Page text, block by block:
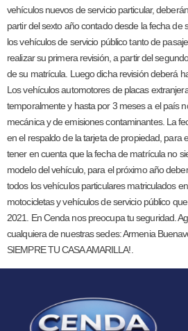
vehículos nuevos de servicio particular,
partir del sexto año contado desde la fecha de
los vehículos de servicio público tanto de
realizar su primera revisión, a partir del
de su matrícula. Luego dicha revisión deberá
Los vehículos automotores de placas
temporalmente y hasta por 3 meses a el país
mecánica y de emisiones contaminantes. La
en el respaldo de la tarjeta de propiedad, para
tener en cuenta que la fecha de matrícula no
modelo del vehículo, para el próximo año
todos los vehículos particulares matriculados
motocicletas y vehículos de servicio público
2021. En Cenda nos preocupa tu seguridad.
cualquiera de nuestras sedes: Armenia
SIEMPRE TU CASA AMARILLA!.